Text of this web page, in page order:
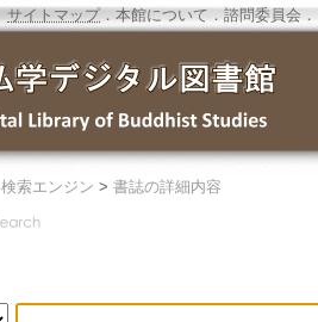
サイトマップ．本館について ． 諮問委員会 ．
検索エンジン > 書誌の詳細内容